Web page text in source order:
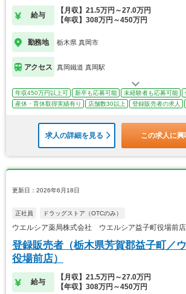
給与
【月収】21.5万円～27.0万円
【年収】308万円～450万円
勤務地 栃木県 真岡市
アクセス 真岡鐵道 真岡駅
年収450万円以上可 新卒も応募可能 未経験者も応募可能
産休・育休取得実績有り
店舗数30以上 登録販売者の求人
求人の詳細を見る この求人に興
更新日：2026年6月18日
正社員 ドラッグストア（OTCのみ）
ウエルシア薬局株式会社 ウエルシア益子町役場前
登録販売者（栃木県芳賀郡益子町／
役場前店）
給与
【月収】21.5万円～27.0万円
【年収】308万円～450万円